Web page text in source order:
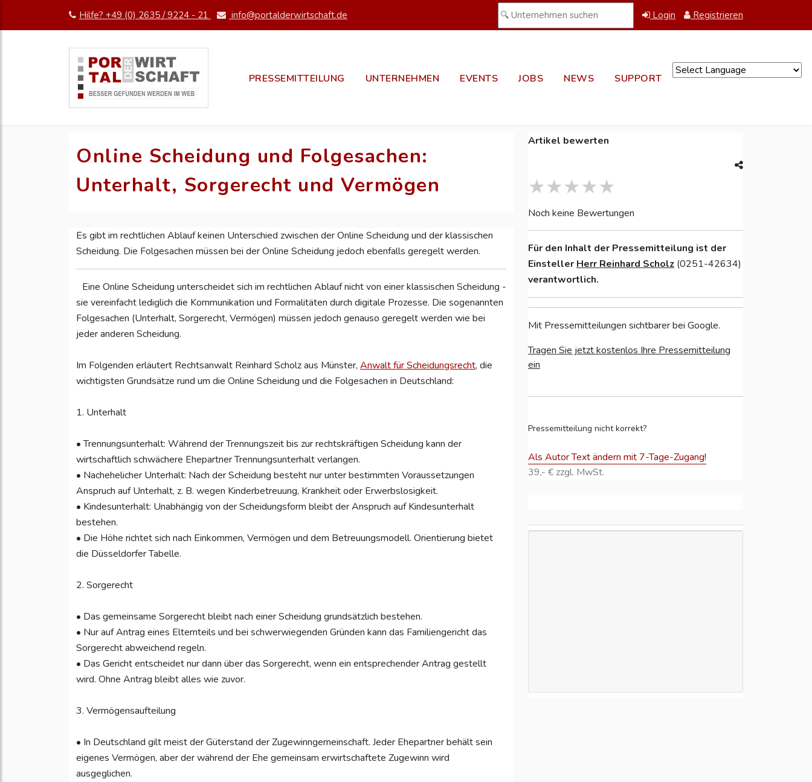
Hilfe? +49 (0) 2635 / 9224 - 21 info@portalderwirtschaft.de Login Registrieren
PRESSEMITTEILUNG UNTERNEHMEN EVENTS JOBS NEWS SUPPORT
Online Scheidung und Folgesachen:
Unterhalt, Sorgerecht und Vermögen
Es gibt im rechtlichen Ablauf keinen Unterschied zwischen der Online Scheidung und der klassischen
Scheidung. Die Folgesachen müssen bei der Online Scheidung jedoch ebenfalls geregelt werden.
Eine Online Scheidung unterscheidet sich im rechtlichen Ablauf nicht von einer klassischen Scheidung -
sie vereinfacht lediglich die Kommunikation und Formalitäten durch digitale Prozesse. Die sogenannten
Folgesachen (Unterhalt, Sorgerecht, Vermögen) müssen jedoch genauso geregelt werden wie bei
jeder anderen Scheidung.
Im Folgenden erläutert Rechtsanwalt Reinhard Scholz aus Münster, Anwalt für Scheidungsrecht, die
wichtigsten Grundsätze rund um die Online Scheidung und die Folgesachen in Deutschland:
1. Unterhalt
• Trennungsunterhalt: Während der Trennungszeit bis zur rechtskräftigen Scheidung kann der
wirtschaftlich schwächere Ehepartner Trennungsunterhalt verlangen.
• Nachehelicher Unterhalt: Nach der Scheidung besteht nur unter bestimmten Voraussetzungen
Anspruch auf Unterhalt, z. B. wegen Kinderbetreuung, Krankheit oder Erwerbslosigkeit.
• Kindesunterhalt: Unabhängig von der Scheidungsform bleibt der Anspruch auf Kindesunterhalt
bestehen.
• Die Höhe richtet sich nach Einkommen, Vermögen und dem Betreuungsmodell. Orientierung bietet
die Düsseldorfer Tabelle.
2. Sorgerecht
• Das gemeinsame Sorgerecht bleibt nach einer Scheidung grundsätzlich bestehen.
• Nur auf Antrag eines Elternteils und bei schwerwiegenden Gründen kann das Familiengericht das
Sorgerecht abweichend regeln.
• Das Gericht entscheidet nur dann über das Sorgerecht, wenn ein entsprechender Antrag gestellt
wird. Ohne Antrag bleibt alles wie zuvor.
3. Vermögensaufteilung
• In Deutschland gilt meist der Güterstand der Zugewinngemeinschaft. Jeder Ehepartner behält sein
eigenes Vermögen, aber der während der Ehe gemeinsam erwirtschaftete Zugewinn wird
ausgeglichen.
Artikel bewerten
Noch keine Bewertungen
Für den Inhalt der Pressemitteilung ist der
Einsteller Herr Reinhard Scholz (0251-42634)
verantwortlich.
Mit Pressemitteilungen sichtbarer bei Google.
Tragen Sie jetzt kostenlos Ihre Pressemitteilung
ein
Pressemitteilung nicht korrekt?
Als Autor Text ändern mit 7-Tage-Zugang!
39,- € zzgl. MwSt.